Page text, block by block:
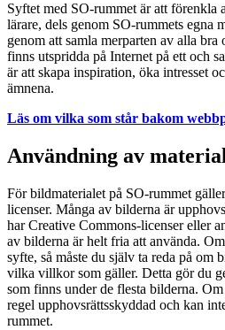
Syftet med SO-rummet är att förenkla
lärare, dels genom SO-rummets egna
genom att samla merparten av alla bra
finns utspridda på Internet på ett och
är att skapa inspiration, öka intresset
ämnena.
Läs om vilka som står bakom
Användning av
För bildmaterialet på SO-rummet
licenser. Många av bilderna är
har Creative Commons-licenser eller
av bilderna är helt fria att använda.
syfte, så måste du själv ta reda på om
vilka villkor som gäller. Detta gör du
som finns under de flesta bilderna.
regel upphovsrättsskyddad och kan
rummet.